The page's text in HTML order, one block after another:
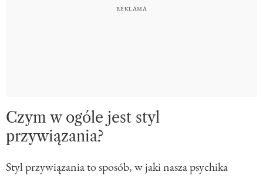
Czym w ogóle jest styl
przywiązania?
Styl przywiązania to sposób, w jaki nasza psychika